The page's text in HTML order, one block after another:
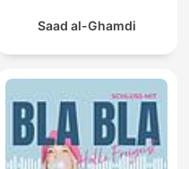
Saad al-Ghamdi